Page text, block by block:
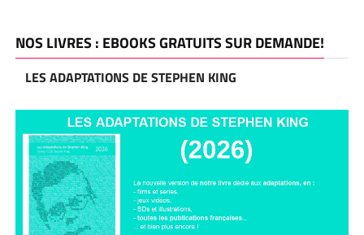
NOS LIVRES : EBOOKS GRATUITS SUR DEMANDE!
LES ADAPTATIONS DE STEPHEN KING